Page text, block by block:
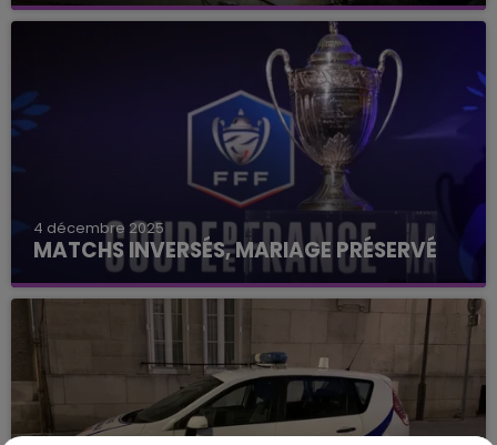
4 décembre 2025
MATCHS INVERSÉS, MARIAGE PRÉSERVÉ